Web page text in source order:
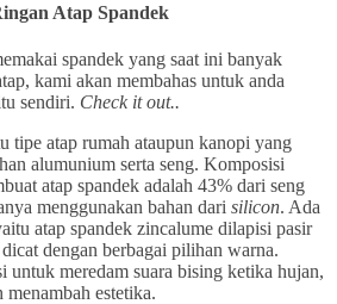
Atap Spandek
spandek yang saat ini banyak
kami akan membahas untuk anda
sendiri. Check it out..
tipe atap rumah ataupun kanopi yang
alumunium serta seng. Komposisi
atap spandek adalah 43% dari seng
menggunakan bahan dari silicon. Ada
atap spandek zincalume dilapisi pasir
dengan berbagai pilihan warna.
untuk meredam suara bising ketika hujan,
menambah estetika.